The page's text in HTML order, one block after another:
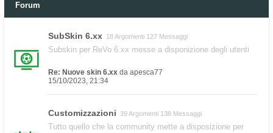
Forum
SubSkin 6.xx 18 Argomenti 127 Messaggi
Subskin per ReVo 6.xx messe a disponizione degli utenti
Re: Nuove skin 6.xx da apesca77
15/10/2023, 21:34
Customizzazioni 39 Argomenti 138 Messaggi
Tutto quello che la community mette a disposizione per